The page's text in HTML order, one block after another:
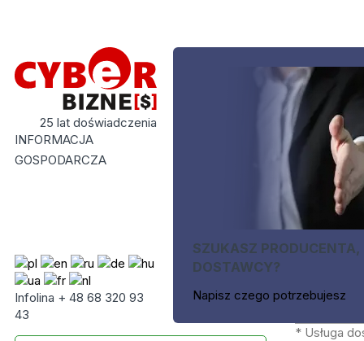
25 lat doświadczenia
INFORMACJA
GOSPODARCZA
Infolina + 48 68 320 93
43
SZUKASZ PRODUCENTA,
DOSTAWCY?
Napisz czego potrzebujesz
* Usługa